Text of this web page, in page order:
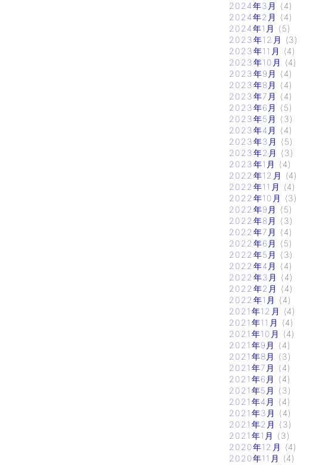
2024年3月
(4)
2024年2月
(4)
2024年1月
(5)
2023年12月
(3)
2023年11月
(4)
2023年10月
(4)
2023年9月
(4)
2023年8月
(4)
2023年7月
(4)
2023年6月
(5)
2023年5月
(3)
2023年4月
(4)
2023年3月
(5)
2023年2月
(3)
2023年1月
(4)
2022年12月
(4)
2022年11月
(4)
2022年10月
(3)
2022年9月
(5)
2022年8月
(3)
2022年7月
(4)
2022年6月
(5)
2022年5月
(3)
2022年4月
(4)
2022年3月
(4)
2022年2月
(4)
2022年1月
(4)
2021年12月
(4)
2021年11月
(4)
2021年10月
(4)
2021年9月
(4)
2021年8月
(3)
2021年7月
(4)
2021年6月
(4)
2021年5月
(3)
2021年4月
(4)
2021年3月
(4)
2021年2月
(3)
2021年1月
(3)
2020年12月
(4)
2020年11月
(4)